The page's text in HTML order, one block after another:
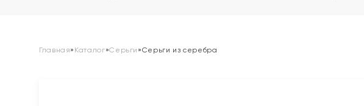
Главная» Каталог»Серьги »Серьги из серебра